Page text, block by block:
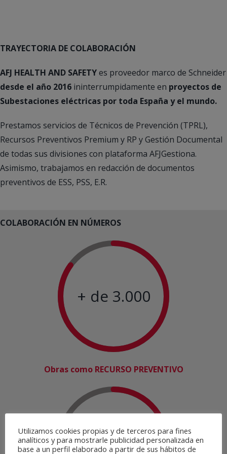
TRAYECTORIA DE COLABORACIÓN
AFJ HEALTH AND SAFETYes proveedor marco de Schneider
desde el año 2016 ininterrumpidamente en proyectos de
Subestaciones eléctricas por toda España y el mundo.
Prestamos servicios de Técnicos de Prevención (TPRL),
Recursos Preventivos Premium y RP y Gestión Documental
de todas sus divisiones con plataforma AFJGestiona.
Asimismo, trabajamos en redacción de documentos
preventivos de ESS, PSS, E.R.
COLABORACIÓN EN NÚMEROS
+ de 3.000
Obras como RECURSO PREVENTIVO
+ de 50
Utilizamos cookies propias y de terceros para fines
analíticos y para mostrarle publicidad personalizada en
base a un perfil elaborado a partir de sus hábitos de